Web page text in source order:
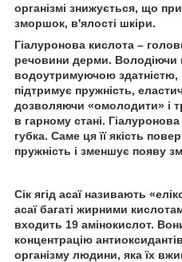
організмі знижується, що
зморшок, в'ялості шкіри.
Гіалуронова кислота –
речовини дерми. Володіючи
водоутримуючою здатністю,
підтримує пружність,
дозволяючи «омолодити» і
в гарному стані.
губка. Саме ця її якість
пружність і зменшує появу
Сік ягід асаї називають
асаї багаті жирними
входить 19 амінокислот.
концентрацію
організму людини, яка їх